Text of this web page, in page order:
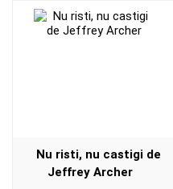
Nu risti, nu castigi de
Jeffrey Archer